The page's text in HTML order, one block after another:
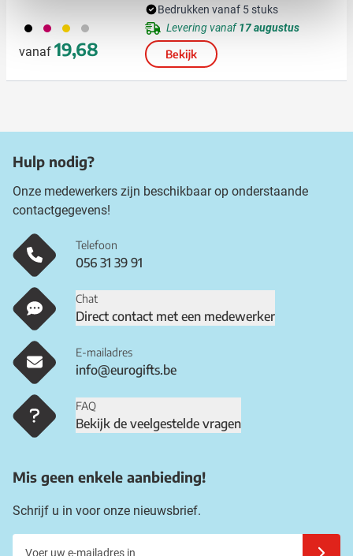
001 017 031 032
vanaf 19,68
Bedrukken vanaf 5 stuks
Levering vanaf17 augustus
Bekijk
Hulp nodig?
Onze medewerkers zijn beschikbaar op onderstaande
contactgegevens!
Telefoon
056 31 39 91
Chat
Direct contact met een medewerker
E-mailadres
info@eurogifts.be
FAQ
Bekijk de veelgestelde vragen
Mis geen enkele aanbieding!
Schrijf u in voor onze nieuwsbrief.